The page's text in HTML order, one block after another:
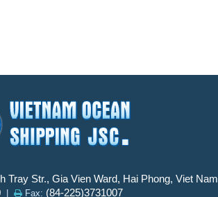
Tray Str., Gia Vien Ward, Hai Phong, Viet Nam
Fax: (84-225)3731007